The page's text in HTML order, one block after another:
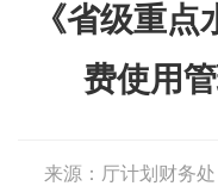
《省级重
费使用
来源：厅计划财务处